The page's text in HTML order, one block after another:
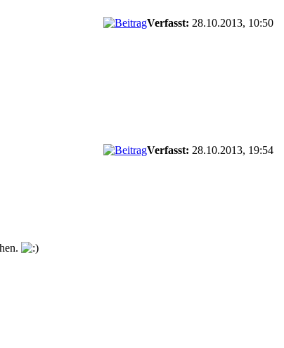
Verfasst: 28.10.2013, 10:50
Verfasst: 28.10.2013, 19:54